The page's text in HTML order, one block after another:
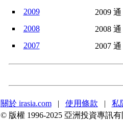
2009
2009
2008
2008
2007
2007
關於 irasia.com| 使用條款 | 私
© 版權 1996-2025 亞洲投資專訊